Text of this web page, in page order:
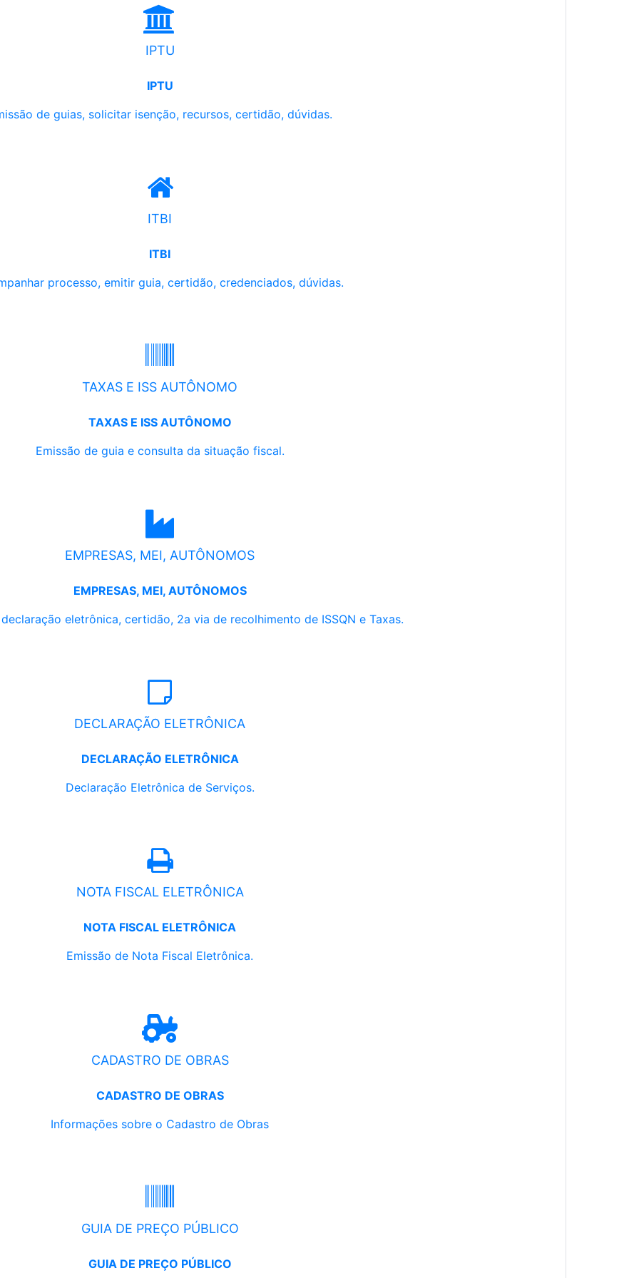
IPTU
IPTU
de guias, solicitar isenção, recursos, certidão, dúvidas.
ITBI
ITBI
processo, emitir guia, certidão, credenciados, dúvidas.
TAXAS E ISS AUTÔNOMO
TAXAS E ISS AUTÔNOMO
Emissão de guia e consulta da situação fiscal.
EMPRESAS, MEI, AUTÔNOMOS
EMPRESAS, MEI, AUTÔNOMOS
eletrônica, certidão, 2a via de recolhimento de ISSQN e Taxas.
DECLARAÇÃO ELETRÔNICA
DECLARAÇÃO ELETRÔNICA
Declaração Eletrônica de Serviços.
NOTA FISCAL ELETRÔNICA
NOTA FISCAL ELETRÔNICA
Emissão de Nota Fiscal Eletrônica.
CADASTRO DE OBRAS
CADASTRO DE OBRAS
Informações sobre o Cadastro de Obras
GUIA DE PREÇO PÚBLICO
GUIA DE PREÇO PÚBLICO